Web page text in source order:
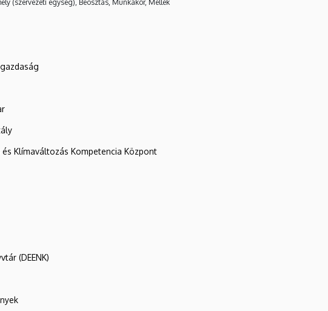
(szervezeti egység), Beosztás, Munkakör, Mellék
Klímaváltozás Kompetencia Központ
(DEENK)